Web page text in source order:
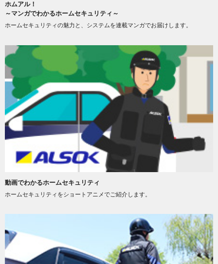
ホムアル！
～マンガでわかるホームセキュリティ～
ホームセキュリティの魅力と、システムを連載マンガでお届けします。
動画でわかるホームセキュリティ
ホームセキュリティをショートアニメでご紹介します。